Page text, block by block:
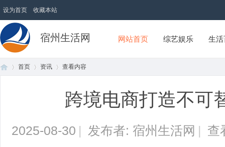
设为首页 收藏本站
宿州生活网 网站首页 综艺娱乐 生
首页 资讯 查看内容
跨境电商打造不可
2025-08-30 | 发布者: 宿州生活网 | 查